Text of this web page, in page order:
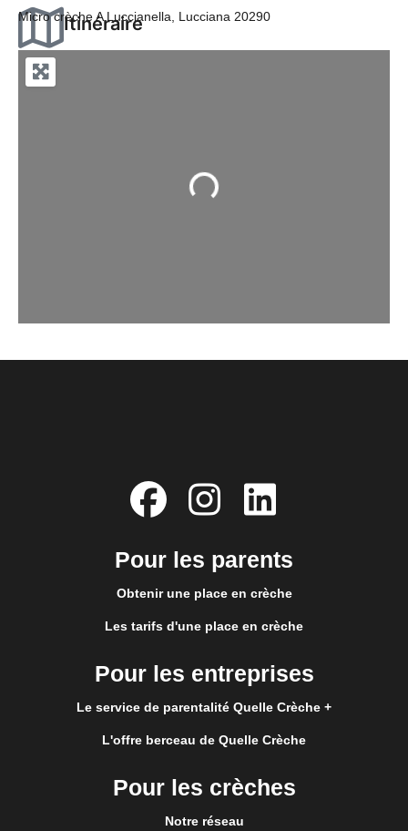
Itinéraire
Chargement...
Micro crèche A Luccianella, Lucciana 20290
Pour les parents
Obtenir une place en crèche
Les tarifs d'une place en crèche
Pour les entreprises
Le service de parentalité Quelle Crèche +
L'offre berceau de Quelle Crèche
Pour les crèches
Notre réseau